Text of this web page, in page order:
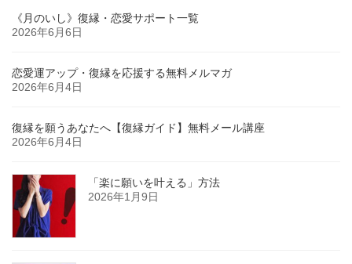
《月のいし》復縁・恋愛サポート一覧
2026年6月6日
恋愛運アップ・復縁を応援する無料メルマガ
2026年6月4日
復縁を願うあなたへ【復縁ガイド】無料メール講座
2026年6月4日
「楽に願いを叶える」方法
2026年1月9日